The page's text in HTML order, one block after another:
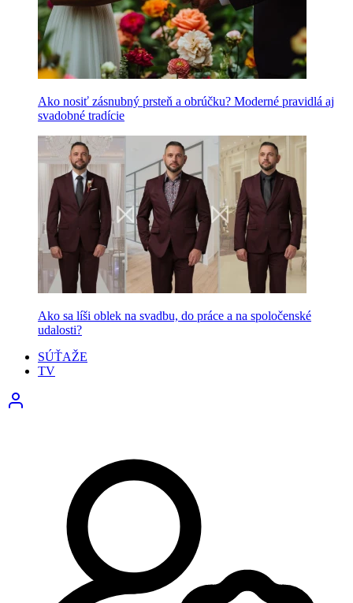
Ako nosiť zásnubný prsteň a obrúčku? Moderné pravidlá aj
svadobné tradície
Ako sa líši oblek na svadbu, do práce a na spoločenské
udalosti?
SÚŤAŽE
TV